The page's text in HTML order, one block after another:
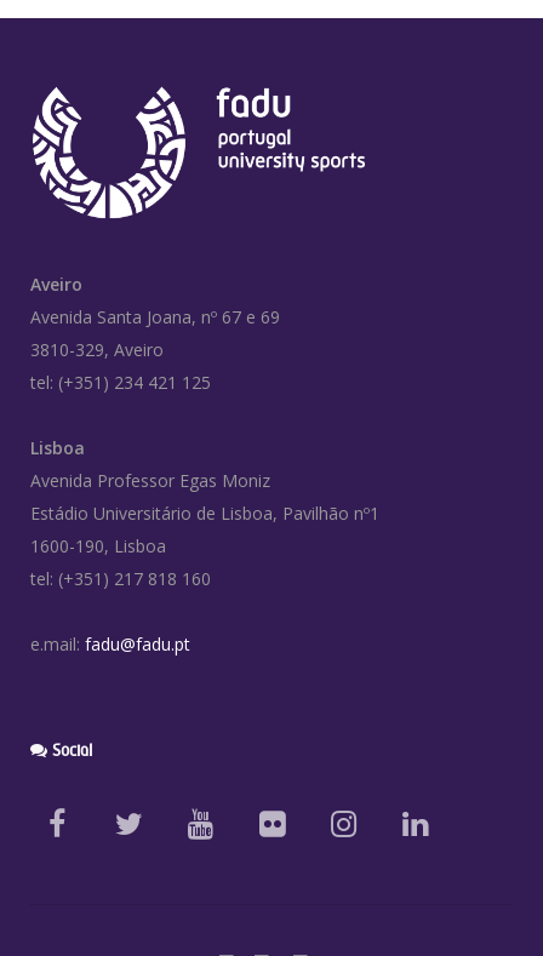
Aveiro
Avenida Santa Joana, nº 67 e 69
3810-329, Aveiro
tel: (+351) 234 421 125
Lisboa
Avenida Professor Egas Moniz
Estádio Universitário de Lisboa, Pavilhão nº1
1600-190, Lisboa
tel: (+351) 217 818 160
e.mail: fadu@fadu.pt
Social